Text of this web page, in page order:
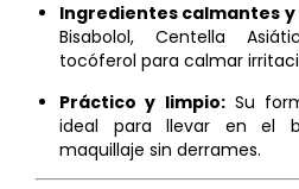
Ingredientes calmantes
Bisabolol, Centella
tocóferol para calmar
Práctico y limpio:Su
ideal para llevar en el
maquillaje sin derrames.